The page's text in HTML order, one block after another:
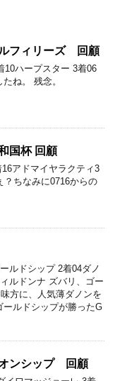
フィリーズ 回顧
10ハープスター 3着06
ね。 残念。
国杯 回顧
アドマイヤラクティ3
？ちなみに0716からの
ルドシップ 2着04ダノ
ルドンナ ズバリ、ゴー
方に、人気薄ダノンを
ルドシップが勝ったG
ンシップ 回顧